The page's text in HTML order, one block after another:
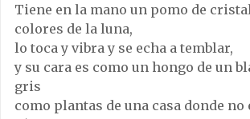
Tiene en la mano un pomo de
colores de la luna,
lo toca y vibra y se echa a temblar,
y su cara es como un hongo de un
gris
como plantas de una casa donde